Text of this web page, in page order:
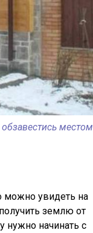
местом
можно увидеть на
землю от
нужно начинать с